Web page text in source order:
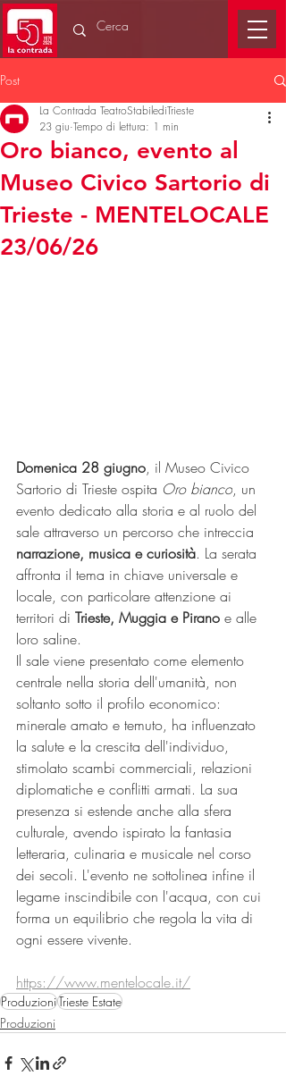
Post
Oro bianco, evento al
Museo Civico Sartorio di
Trieste - MENTELOCALE
23/06/26
La Contrada TeatroStabilediTrieste
23 giu Tempo di lettura: 1 min
Domenica 28 giugno, il Museo Civico
Sartorio di Trieste ospita Oro bianco, un
evento dedicato alla storia e al ruolo del
sale attraverso un percorso che intreccia
narrazione, musica e curiosità. La serata
affronta il tema in chiave universale e
locale, con particolare attenzione ai
territori di Trieste, Muggia e Pirano e alle
loro saline.
Il sale viene presentato come elemento
centrale nella storia dell'umanità, non
soltanto sotto il profilo economico:
minerale amato e temuto, ha influenzato
la salute e la crescita dell'individuo,
stimolato scambi commerciali, relazioni
diplomatiche e conflitti armati. La sua
presenza si estende anche alla sfera
culturale, avendo ispirato la fantasia
letteraria, culinaria e musicale nel corso
dei secoli. L'evento ne sottolinea infine il
legame inscindibile con l'acqua, con cui
forma un equilibrio che regola la vita di
ogni essere vivente.
https://www.mentelocale.it/
ProduzioniTrieste Estate
Produzioni